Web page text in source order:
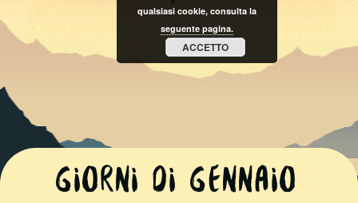
Giorni di Gennaio
qualsiasi cookie, consulta la
seguente pagina.
ACCETTO